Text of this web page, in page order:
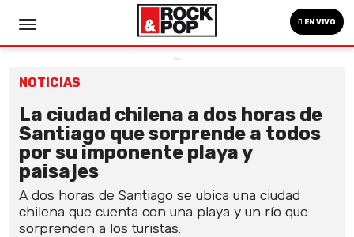
EN VIVO
NOTICIAS
La ciudad chilena a dos horas de
Santiago que sorprende a todos
por su imponente playa y
paisajes
A dos horas de Santiago se ubica una ciudad
chilena que cuenta con una playa y un río que
sorprenden a los turistas.